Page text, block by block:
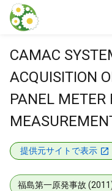
本文に飛ぶ
CAMAC
ACQUISITION
PANEL METER
提供元サイトで表示
福島第一原発事故